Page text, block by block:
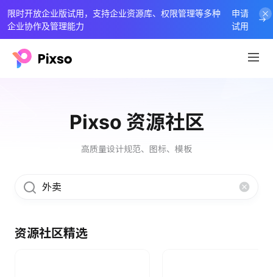
限时开放企业版试用，支持企业资源库、权限管理等多种
企业协作及管理能力
申请
试用
Pixso 资源社区
高质量设计规范、图标、模板
资源社区精选